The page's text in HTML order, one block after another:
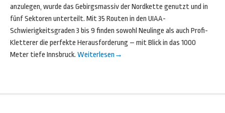
anzulegen, wurde das Gebirgsmassiv der Nordkette genutzt und in
fünf Sektoren unterteilt. Mit 35 Routen in den UIAA-
Schwierigkeitsgraden 3 bis 9 finden sowohl Neulinge als auch Profi-
Kletterer die perfekte Herausforderung – mit Blick in das 1000
Meter tiefe Innsbruck. Weiterlesen →